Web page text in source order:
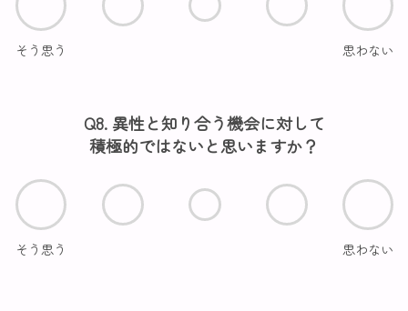
そう思う 思わない
Q8. 異性と知り合う機会に対して
積極的ではないと思いますか？
そう思う 思わない